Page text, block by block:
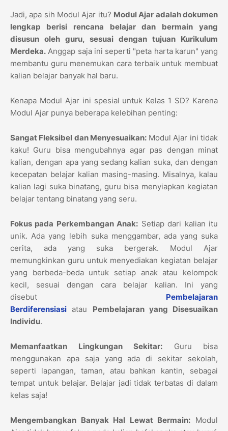
Jadi, apa sih Modul Ajar itu? Modul Ajar adalah dokumen
lengkap berisi rencana belajar dan bermain yang
disusun oleh guru, sesuai dengan tujuan Kurikulum
Merdeka. Anggap saja ini seperti "peta harta karun" yang
membantu guru menemukan cara terbaik untuk membuat
kalian belajar banyak hal baru.
Kenapa Modul Ajar ini spesial untuk Kelas 1 SD? Karena
Modul Ajar punya beberapa kelebihan penting:
Sangat Fleksibel dan Menyesuaikan:Modul Ajar ini tidak
kaku! Guru bisa mengubahnya agar pas dengan minat
kalian, dengan apa yang sedang kalian suka, dan dengan
kecepatan belajar kalian masing-masing. Misalnya, kalau
kalian lagi suka binatang, guru bisa menyiapkan kegiatan
belajar tentang binatang yang seru.
Fokus pada Perkembangan Anak: Setiap dari kalian itu
unik. Ada yang lebih suka menggambar, ada yang suka
cerita, ada yang suka bergerak. Modul Ajar
memungkinkan guru untuk menyediakan kegiatan belajar
yang berbeda-beda untuk setiap anak atau kelompok
kecil, sesuai dengan cara belajar kalian. Ini yang
disebut Pembelajaran
Berdiferensiasi atau Pembelajaran yang Disesuaikan
Individu.
Memanfaatkan Lingkungan Sekitar: Guru bisa
menggunakan apa saja yang ada di sekitar sekolah,
seperti lapangan, taman, atau bahkan kantin, sebagai
tempat untuk belajar. Belajar jadi tidak terbatas di dalam
kelas saja!
Mengembangkan Banyak Hal Lewat Bermain: Modul